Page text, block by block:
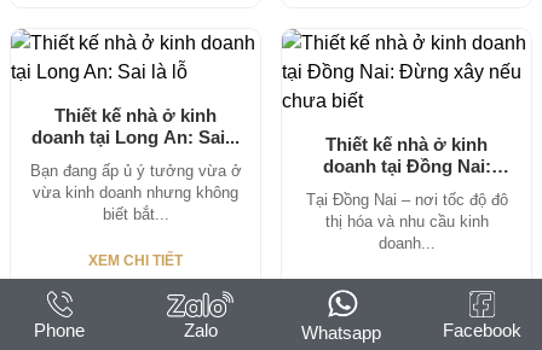
Thiết kế nhà ở kinh
doanh tại Long An: Sai...
Bạn đang ấp ủ ý tưởng vừa ở
vừa kinh doanh nhưng không
biết bắt...
XEM CHI TIẾT
Thiết kế nhà ở kinh
doanh tại Đồng Nai:
Tại Đồng Nai – nơi tốc độ đô
thị hóa và nhu cầu kinh
doanh...
Phone Zalo Whatsapp Facebook